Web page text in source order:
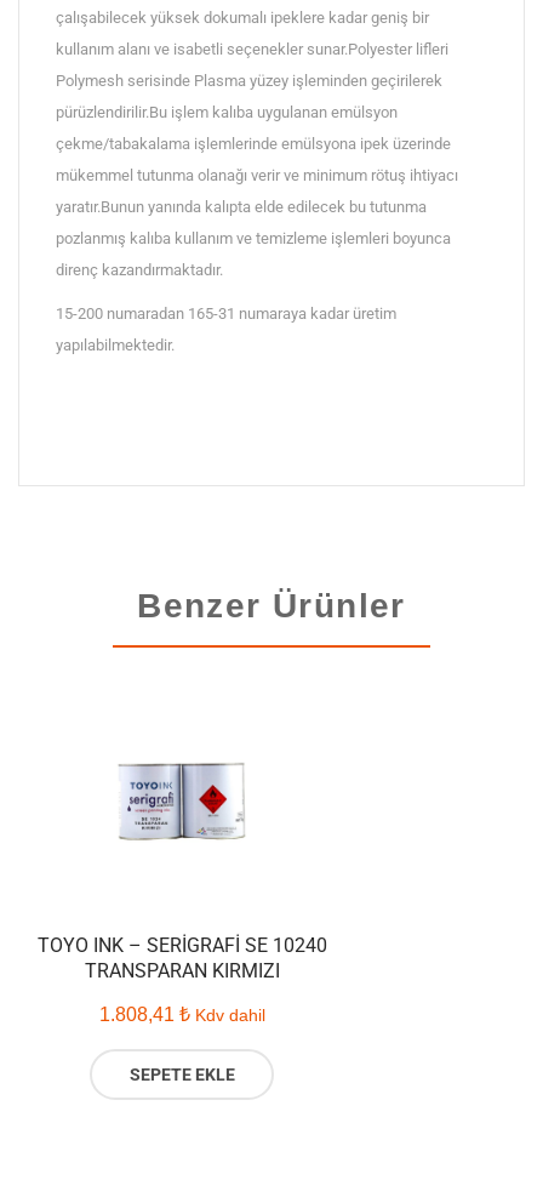
çalışabilecek yüksek dokumalı ipeklere kadar geniş bir
kullanım alanı ve isabetli seçenekler sunar.Polyester lifleri
Polymesh serisinde Plasma yüzey işleminden geçirilerek
pürüzlendirilir.Bu işlem kalıba uygulanan emülsyon
çekme/tabakalama işlemlerinde emülsyona ipek üzerinde
mükemmel tutunma olanağı verir ve minimum rötuş ihtiyacı
yaratır.Bunun yanında kalıpta elde edilecek bu tutunma
pozlanmış kalıba kullanım ve temizleme işlemleri boyunca
direnç kazandırmaktadır.
15-200 numaradan 165-31 numaraya kadar üretim
yapılabilmektedir.
Benzer Ürünler
TOYO INK – SERIGRAFI SE 10240
TRANSPARAN KIRMIZI
1.808,41 ₺ Kdv dahil
SEPETE EKLE